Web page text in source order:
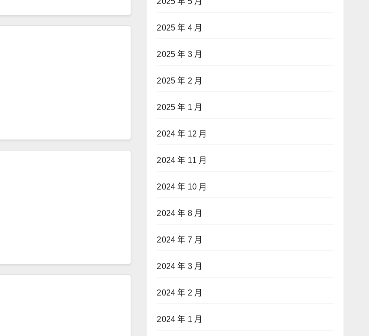
2025 年 4 月
2025 年 3 月
2025 年 2 月
2025 年 1 月
2024 年 12 月
2024 年 11 月
2024 年 10 月
2024 年 8 月
2024 年 7 月
2024 年 3 月
2024 年 2 月
2024 年 1 月